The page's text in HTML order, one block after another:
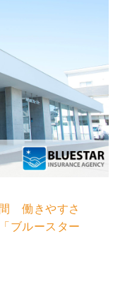
働きやすさ
ブルースター